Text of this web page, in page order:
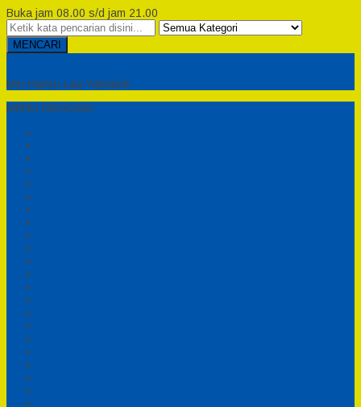
Buka jam 08.00 s/d jam 21.00
MENCARI
Min Haitsu Laa Yahtasib
MENU NAVIGASI